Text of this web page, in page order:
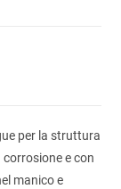
per la struttura
e con
manico e